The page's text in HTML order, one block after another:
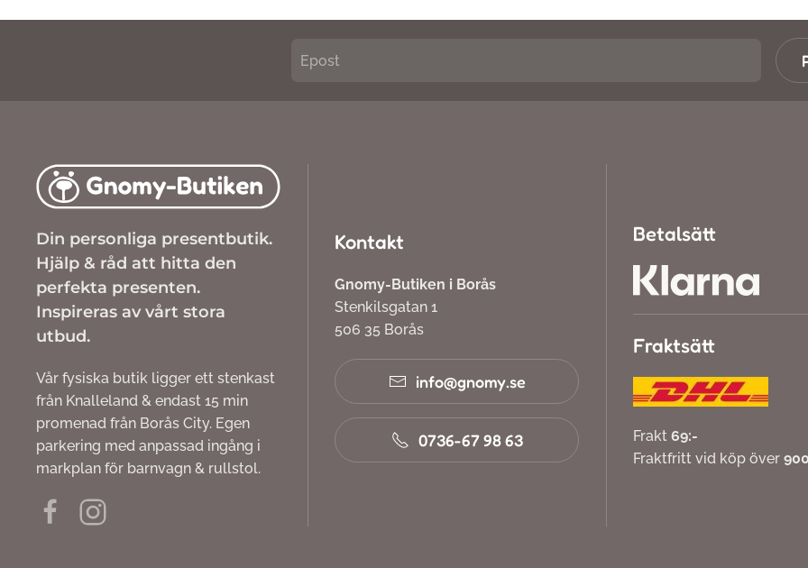
Din personliga presentbutik.
Hjälp & råd att hitta den
perfekta presenten.
Inspireras av vårt stora
utbud.
Vår fysiska butik ligger ett stenkast
från Knalleland & endast 15 min
promenad från Borås City. Egen
parkering med anpassad ingång i
markplan för barnvagn & rullstol.
Kontakt
Gnomy-Butiken i Borås
Stenkilsgatan 1
506 35 Borås
info@gnomy.se
0736-67 98 63
Betalsätt
Fraktsätt
Frakt 69:-
Fraktfritt vid köp över